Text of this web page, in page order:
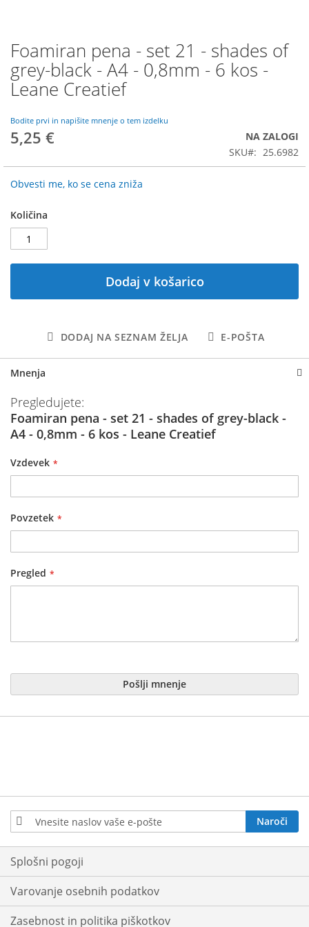
Foamiran pena - set 21 - shades of
grey-black - A4 - 0,8mm - 6 kos -
Leane Creatief
Bodite prvi in napišite mnenje o tem izdelku
5,25 €
NA ZALOGI
SKU
25.6982
Obvesti me, ko se cena zniža
Količina
Dodaj v košarico
DODAJ NA SEZNAM ŽELJA E-POŠTA
Preskoči
na
začetek
galerije
Mnenja
Pregledujete:
Foamiran pena - set 21 - shades of grey-black -
A4 - 0,8mm - 6 kos - Leane Creatief
Vzdevek
Povzetek
Pregled
Pošlji mnenje
Prijavite
se
na
e-
novice:
Naroči
Splošni pogoji
Varovanje osebnih podatkov
Zasebnost in politika piškotkov